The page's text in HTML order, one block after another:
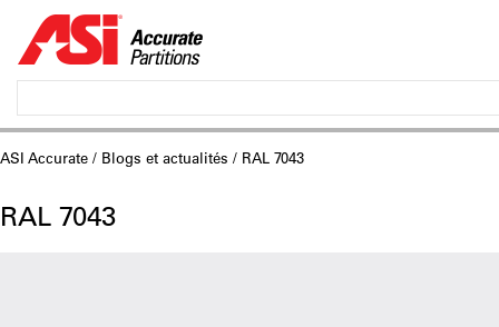
ASI Accurate / Blogs et actualités / RAL 7043
RAL 7043